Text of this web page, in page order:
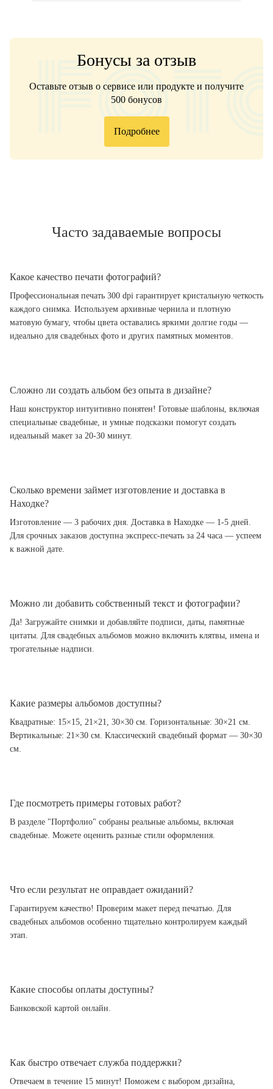
Бонусы за отзыв
Оставьте отзыв о сервисе или продукте и получите
500 бонусов
Подробнее
Часто задаваемые вопросы
Какое качество печати фотографий?
Профессиональная печать 300 dpi гарантирует кристальную четкость
каждого снимка. Используем архивные чернила и плотную
матовую бумагу, чтобы цвета оставались яркими долгие годы —
идеально для свадебных фото и других памятных моментов.
Сложно ли создать альбом без опыта в дизайне?
Наш конструктор интуитивно понятен! Готовые шаблоны, включая
специальные свадебные, и умные подсказки помогут создать
идеальный макет за 20-30 минут.
Сколько времени займет изготовление и доставка в
Находке?
Изготовление — 3 рабочих дня. Доставка в Находке — 1-5 дней.
Для срочных заказов доступна экспресс-печать за 24 часа — успеем
к важной дате.
Можно ли добавить собственный текст и фотографии?
Да! Загружайте снимки и добавляйте подписи, даты, памятные
цитаты. Для свадебных альбомов можно включить клятвы, имена и
трогательные надписи.
Какие размеры альбомов доступны?
Квадратные: 15×15, 21×21, 30×30 см. Горизонтальные: 30×21 см.
Вертикальные: 21×30 см. Классический свадебный формат — 30×30
см.
Где посмотреть примеры готовых работ?
В разделе "Портфолио" собраны реальные альбомы, включая
свадебные. Можете оценить разные стили оформления.
Что если результат не оправдает ожиданий?
Гарантируем качество! Проверим макет перед печатью. Для
свадебных альбомов особенно тщательно контролируем каждый
этап.
Какие способы оплаты доступны?
Банковской картой онлайн.
Как быстро отвечает служба поддержки?
Отвечаем в течение 15 минут! Поможем с выбором дизайна,